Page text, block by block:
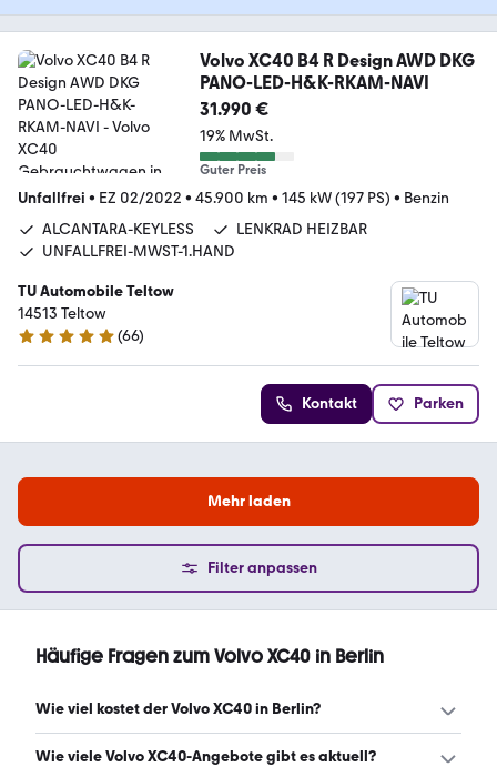
Volvo XC40 B4 R Design AWD DKG
PANO-LED-H&K-RKAM-NAVI
31.990 €
19% MwSt.
Guter Preis
Unfallfrei • EZ 02/2022 • 45.900 km • 145 kW (197 PS) • Benzin
ALCANTARA-KEYLESS
LENKRAD HEIZBAR
UNFALLFREI-MWST-1.HAND
TU Automobile Teltow
14513 Teltow
4.8 Sterne
(66)
Kontakt Parken
Mehr laden
Filter anpassen
Häufige Fragen zum Volvo XC40 in Berlin
Wie viel kostet der Volvo XC40 in Berlin?
Ein guter Preis für einen Volvo XC40 in Berlin liegt zwischen
Wie viele Volvo XC40-Angebote gibt es aktuell?